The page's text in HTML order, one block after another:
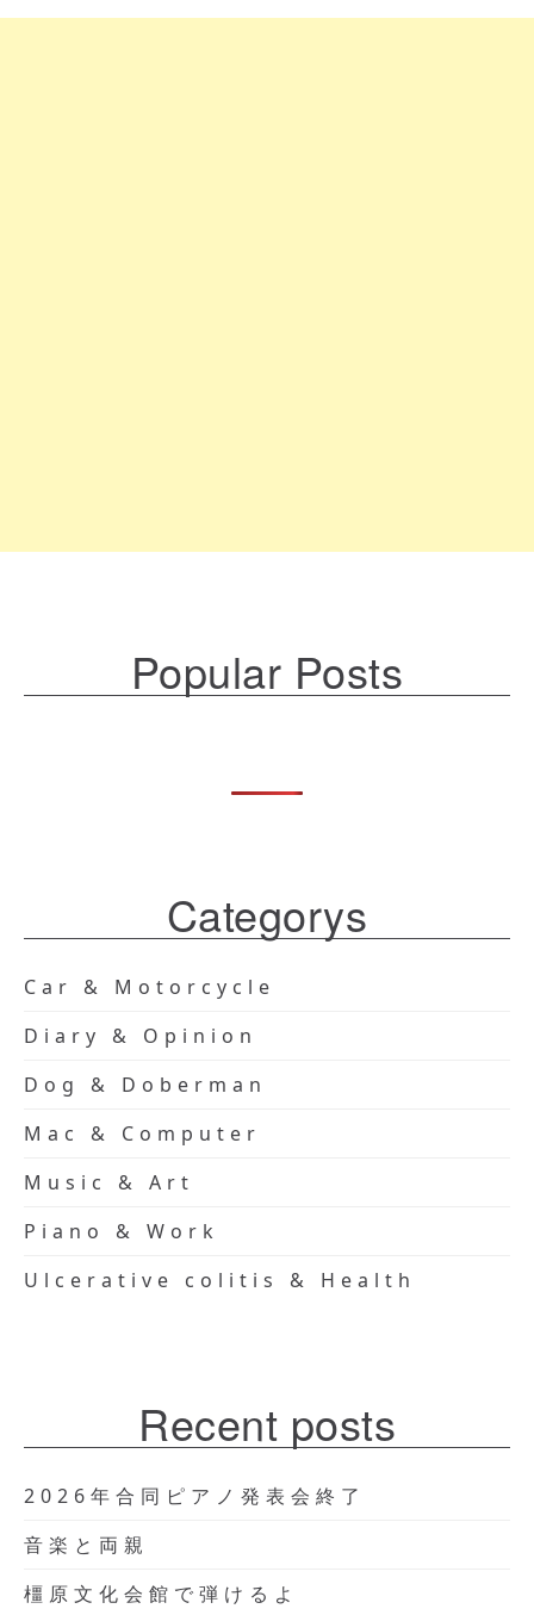
Popular Posts
Categorys
Car & Motorcycle
Diary & Opinion
Dog & Doberman
Mac & Computer
Music & Art
Piano & Work
Ulcerative colitis & Health
Recent posts
2026年合同ピアノ発表会終了
音楽と両親
橿原文化会館で弾けるよ